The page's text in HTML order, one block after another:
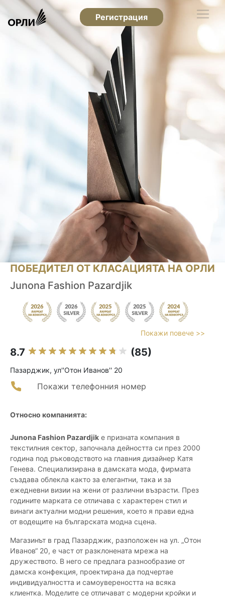
Регистрация
ПОБЕДИТЕЛ ОТ КЛАСАЦИЯТА НА ОРЛИ
Junona Fashion Pazardjik
Покажи повече >>
8.7 (85)
Пазарджик, ул''Отон Иванов'' 20
Покажи телефонния номер
Относно компанията:
Junona Fashion Pazardjik е призната компания в
текстилния сектор, започнала дейността си през 2000
година под ръководството на главния дизайнер Катя
Генева. Специализирана в дамската мода, фирмата
създава облекла както за елегантни, така и за
ежедневни визии на жени от различни възрасти. През
годините марката се отличава с характерен стил и
винаги актуални модни решения, което я прави една
от водещите на българската модна сцена.
Магазинът в град Пазарджик, разположен на ул. „Отон
Иванов“ 20, е част от разклонената мрежа на
дружеството. В него се предлага разнообразие от
дамска конфекция, проектирана да подчертае
индивидуалността и самоувереността на всяка
клиентка. Моделите се отличават с модерни кройки и